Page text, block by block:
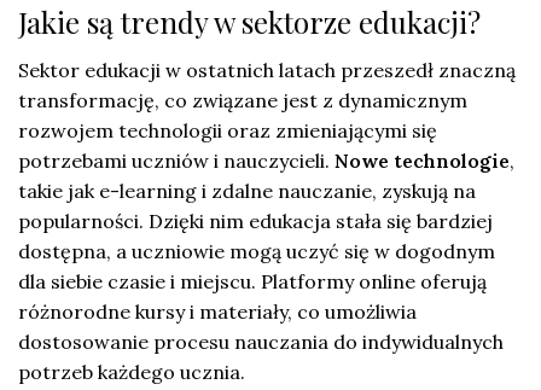
Jakie są trendy w sektorze edukacji?
Sektor edukacji w ostatnich latach przeszedł znaczną
transformację, co związane jest z dynamicznym
rozwojem technologii oraz zmieniającymi się
potrzebami uczniów i nauczycieli. Nowe technologie,
takie jak e-learning i zdalne nauczanie, zyskują na
popularności. Dzięki nim edukacja stała się bardziej
dostępna, a uczniowie mogą uczyć się w dogodnym
dla siebie czasie i miejscu. Platformy online oferują
różnorodne kursy i materiały, co umożliwia
dostosowanie procesu nauczania do indywidualnych
potrzeb każdego ucznia.